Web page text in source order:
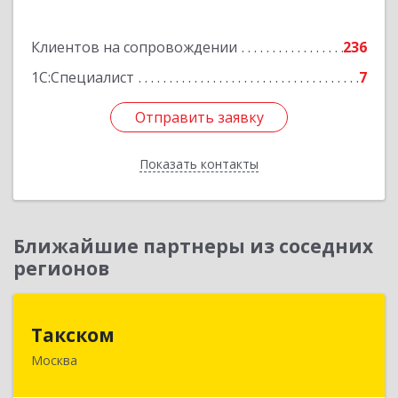
Клиентов на сопровождении
236
1С:Специалист
7
Отправить заявку
Показать контакты
Отправить заявку
Назад
Ближайшие партнеры из соседних
регионов
Такском
Москва119034, Москва г, Барыковский пер, дом №